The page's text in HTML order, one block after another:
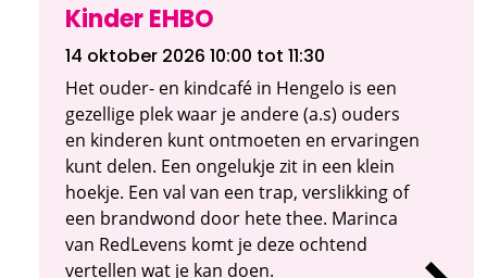
Kinder EHBO
14 oktober 2026 10:00 tot 11:30
Het ouder- en kindcafé in Hengelo is een
gezellige plek waar je andere (a.s) ouders
en kinderen kunt ontmoeten en ervaringen
kunt delen. Een ongelukje zit in een klein
hoekje. Een val van een trap, verslikking of
een brandwond door hete thee. Marinca
van RedLevens komt je deze ochtend
vertellen wat je kan doen.